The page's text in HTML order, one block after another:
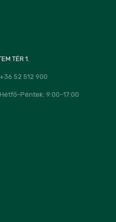
TÉR 1.
+36 52 512 900
Hétfő–Péntek: 9:00–17:00